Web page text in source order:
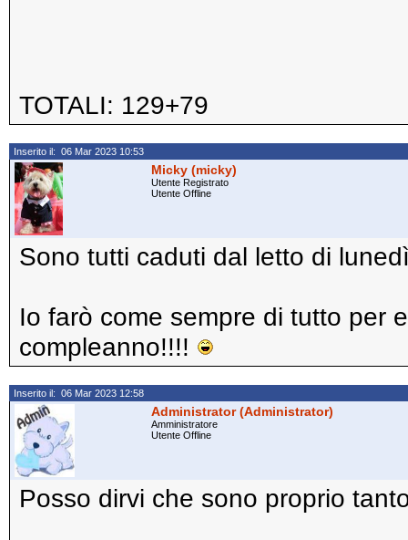
TOTALI: 129+79
Inserito il: 06 Mar 2023 10:53
Micky (micky)
Utente Registrato
Utente Offline
Sono tutti caduti dal letto di
Io farò come sempre di tutto per
compleanno!!!!
Inserito il: 06 Mar 2023 12:58
Administrator (Administrator)
Amministratore
Utente Offline
Posso dirvi che sono proprio